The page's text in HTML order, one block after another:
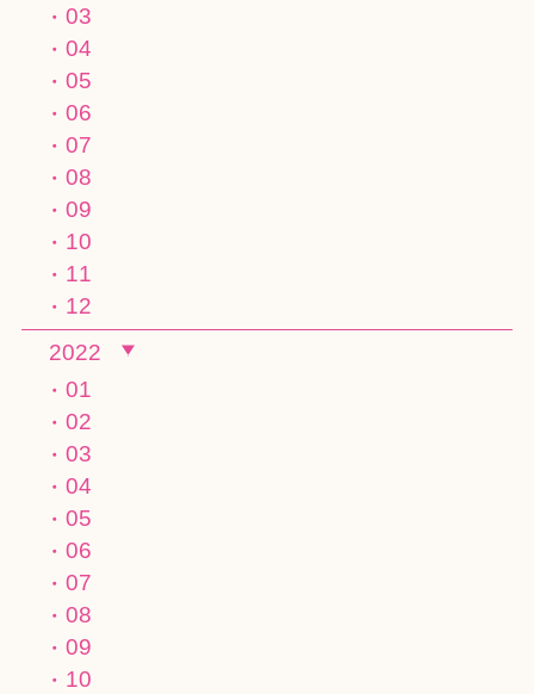
03
04
05
06
07
08
09
10
11
12
2022
01
02
03
04
05
06
07
08
09
10